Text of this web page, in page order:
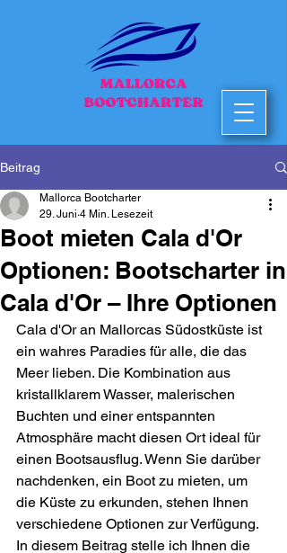
Beitrag
Boot mieten Cala d'Or
Optionen: Bootscharter in
Cala d'Or – Ihre Optionen
Mallorca Bootcharter
29. Juni 4 Min. Lesezeit
Cala d'Or an Mallorcas Südostküste ist
ein wahres Paradies für alle, die das
Meer lieben. Die Kombination aus
kristallklarem Wasser, malerischen
Buchten und einer entspannten
Atmosphäre macht diesen Ort ideal für
einen Bootsausflug. Wenn Sie darüber
nachdenken, ein Boot zu mieten, um
die Küste zu erkunden, stehen Ihnen
verschiedene Optionen zur Verfügung.
In diesem Beitrag stelle ich Ihnen die